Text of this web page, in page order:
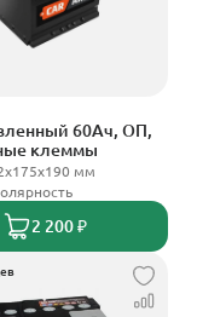
60Ач, ОП,
клеммы
мм
2 200 ₽